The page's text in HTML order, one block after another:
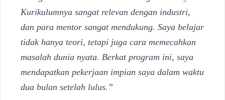
Kurikulumnya sangat relevan dengan industri,
dan para mentor sangat mendukung. Saya belajar
tidak hanya teori, tetapi juga cara memecahkan
masalah dunia nyata. Berkat program ini, saya
mendapatkan pekerjaan impian saya dalam waktu
dua bulan setelah lulus.”